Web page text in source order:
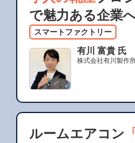
で魅力ある企業
スマートファクトリー
有川 富貴 氏
株式会社有川製作
ルームエアコン